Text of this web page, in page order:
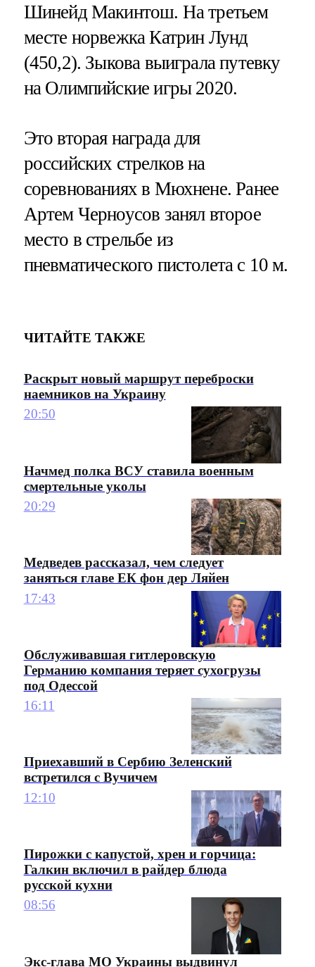
Шинейд Макинтош. На третьем
месте норвежка Катрин Лунд
(450,2). Зыкова выиграла путевку
на Олимпийские игры 2020.
Это вторая награда для
российских стрелков на
соревнованиях в Мюхнене. Ранее
Артем Черноусов занял второе
место в стрельбе из
пневматического пистолета с 10 м.
ЧИТАЙТЕ ТАКЖЕ
Раскрыт новый маршрут переброски
наемников на Украину
20:50
Начмед полка ВСУ ставила военным
смертельные уколы
20:29
Медведев рассказал, чем следует
заняться главе ЕК фон дер Ляйен
17:43
Обслуживавшая гитлеровскую
Германию компания теряет сухогрузы
под Одессой
16:11
Приехавший в Сербию Зеленский
встретился с Вучичем
12:10
Пирожки с капустой, хрен и горчица:
Галкин включил в райдер блюда
русской кухни
08:56
Экс-глава МО Украины выдвинул